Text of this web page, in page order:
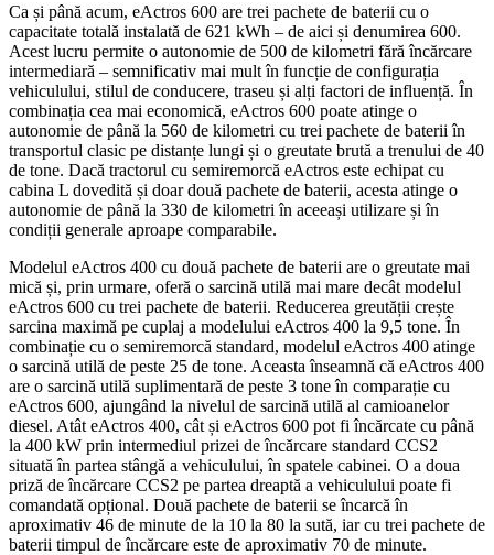
Ca și până acum, eActros 600 are trei pachete de baterii cu o
capacitate totală instalată de 621 kWh – de aici și denumirea 600.
Acest lucru permite o autonomie de 500 de kilometri fără încărcare
intermediară – semnificativ mai mult în funcție de configurația
vehiculului, stilul de conducere, traseu și alți factori de influență. În
combinația cea mai economică, eActros 600 poate atinge o
autonomie de până la 560 de kilometri cu trei pachete de baterii în
transportul clasic pe distanțe lungi și o greutate brută a trenului de 40
de tone. Dacă tractorul cu semiremorcă eActros este echipat cu
cabina L dovedită și doar două pachete de baterii, acesta atinge o
autonomie de până la 330 de kilometri în aceeași utilizare și în
condiții generale aproape comparabile.
Modelul eActros 400 cu două pachete de baterii are o greutate mai
mică și, prin urmare, oferă o sarcină utilă mai mare decât modelul
eActros 600 cu trei pachete de baterii. Reducerea greutății crește
sarcina maximă pe cuplaj a modelului eActros 400 la 9,5 tone. În
combinație cu o semiremorcă standard, modelul eActros 400 atinge
o sarcină utilă de peste 25 de tone. Aceasta înseamnă că eActros 400
are o sarcină utilă suplimentară de peste 3 tone în comparație cu
eActros 600, ajungând la nivelul de sarcină utilă al camioanelor
diesel. Atât eActros 400, cât și eActros 600 pot fi încărcate cu până
la 400 kW prin intermediul prizei de încărcare standard CCS2
situată în partea stângă a vehiculului, în spatele cabinei. O a doua
priză de încărcare CCS2 pe partea dreaptă a vehiculului poate fi
comandată opțional. Două pachete de baterii se încarcă în
aproximativ 46 de minute de la 10 la 80 la sută, iar cu trei pachete de
baterii timpul de încărcare este de aproximativ 70 de minute.